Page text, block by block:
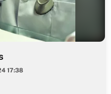
17:38